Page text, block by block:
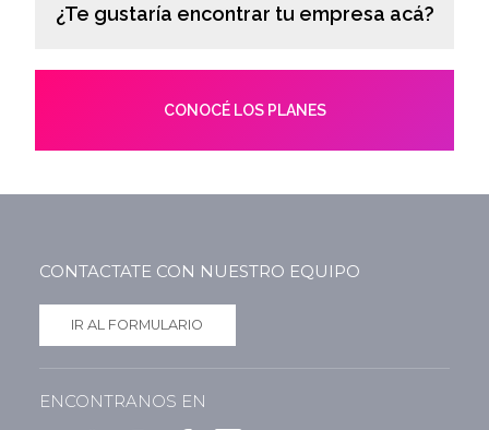
¿Te gustaría encontrar tu empresa acá?
CONOCÉ LOS PLANES
CONTACTATE CON NUESTRO EQUIPO
IR AL FORMULARIO
ENCONTRANOS EN